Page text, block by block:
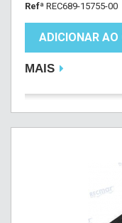
Refª REC689-15755-00
ADICIONAR AO
MAIS